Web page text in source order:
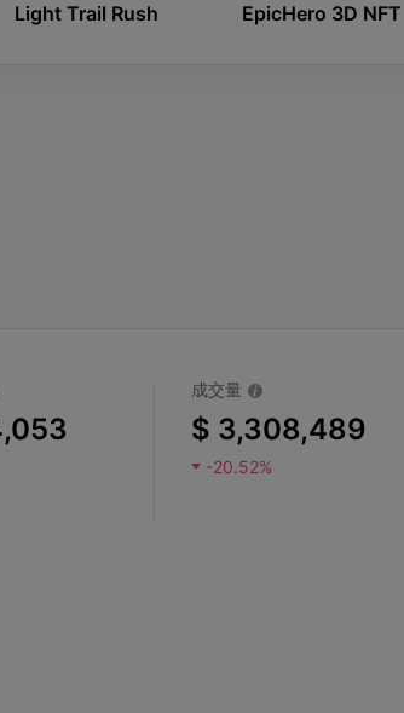
Light Trail Rush EpicHero 3D NFT
成交量
$ 3,308,489
-20.52%